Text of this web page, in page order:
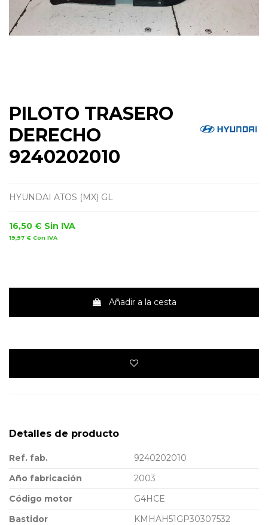
PILOTO TRASERO
DERECHO
9240202010
HYUNDAI ATOS (MX) GL
16,50 € Sin IVA
19,97 € Con IVA
Añadir a la cesta
Detalles de producto
Ref. fab.
9240202010
Año fabricación
2003
Código motor
G4HCE
Bastidor
KMHAH51GP30307532